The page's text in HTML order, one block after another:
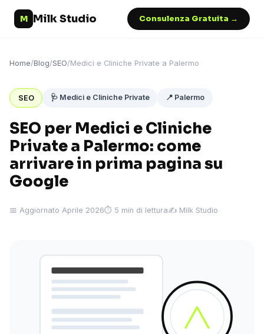
M Milk Studio Consulenza Gratuita →
Home/Blog/SEO/Medici e Cliniche Private a Palermo
SEO 🩺 Medici e Cliniche Private 📍 Palermo
SEO per Medici e Cliniche
Private a Palermo: come
arrivare in prima pagina su
Google
📅 Aggiornato Aprile 2026⏱ 5 min di lettura✍️ Milk Studio